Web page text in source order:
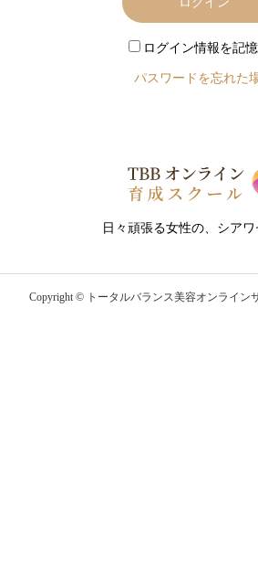
ログイン情報を記
パスワードを忘れた
日々頑張る女性の、シアワ
Copyright © トータルバランス美容オンライン